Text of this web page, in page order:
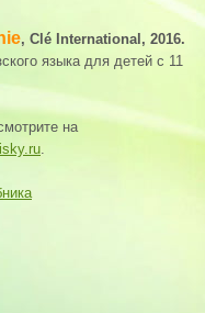
, Clé International, 2016.
языка для детей с 11
на
.